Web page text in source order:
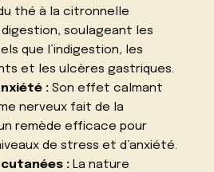
thé à la citronnelle
soulageant les
que l’indigestion, les
et les ulcères gastriques.
:Son effet calmant
nerveux fait de la
remède efficace pour
de stress et d’anxiété.
:La nature